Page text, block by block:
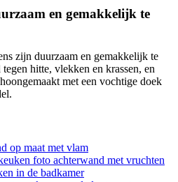
en gemakkelijk te
zijn duurzaam en gemakkelijk te
hitte, vlekken en krassen, en
met een vochtige doek
op maat met vlam
foto achterwand met vruchten
in de badkamer